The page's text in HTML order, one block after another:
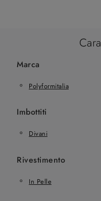
Marca
Polyformitalia
Imbottiti
Divani
Rivestimento
In Pelle